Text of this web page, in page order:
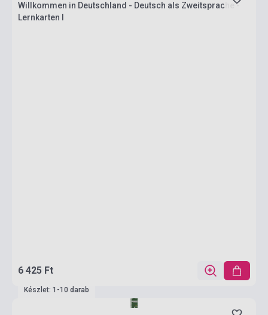
Willkommen in Deutschland - Deutsch als Zweitsprache -
Lernkarten I
6 425 Ft
Készlet: 1-10 darab